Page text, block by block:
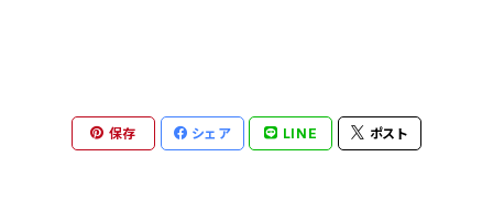
保存 シェア LINE ポスト